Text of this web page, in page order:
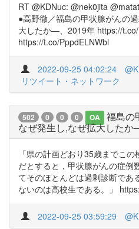
RT @KDNuc: @nek0jita
●高野徹／福島の甲状腺がんの
大したか―、2019年 https://
https://t.co/PppdELNWbl
2022-09-25 04:02:24
リツイート・ネットワーク
502 0 0 0 OA
福島の
なぜ発生し,なぜ拡大した
「県の計画どおり35歳までこ
だとすると，甲状腺がんの症例
てそのほとんどは過剰診断であ
ないのは高校生である。」
2022-09-25 03:59:29